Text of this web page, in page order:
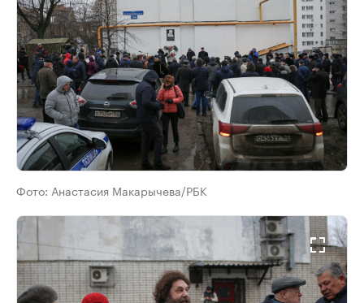
Фото: Анастасия Макарычева/РБК